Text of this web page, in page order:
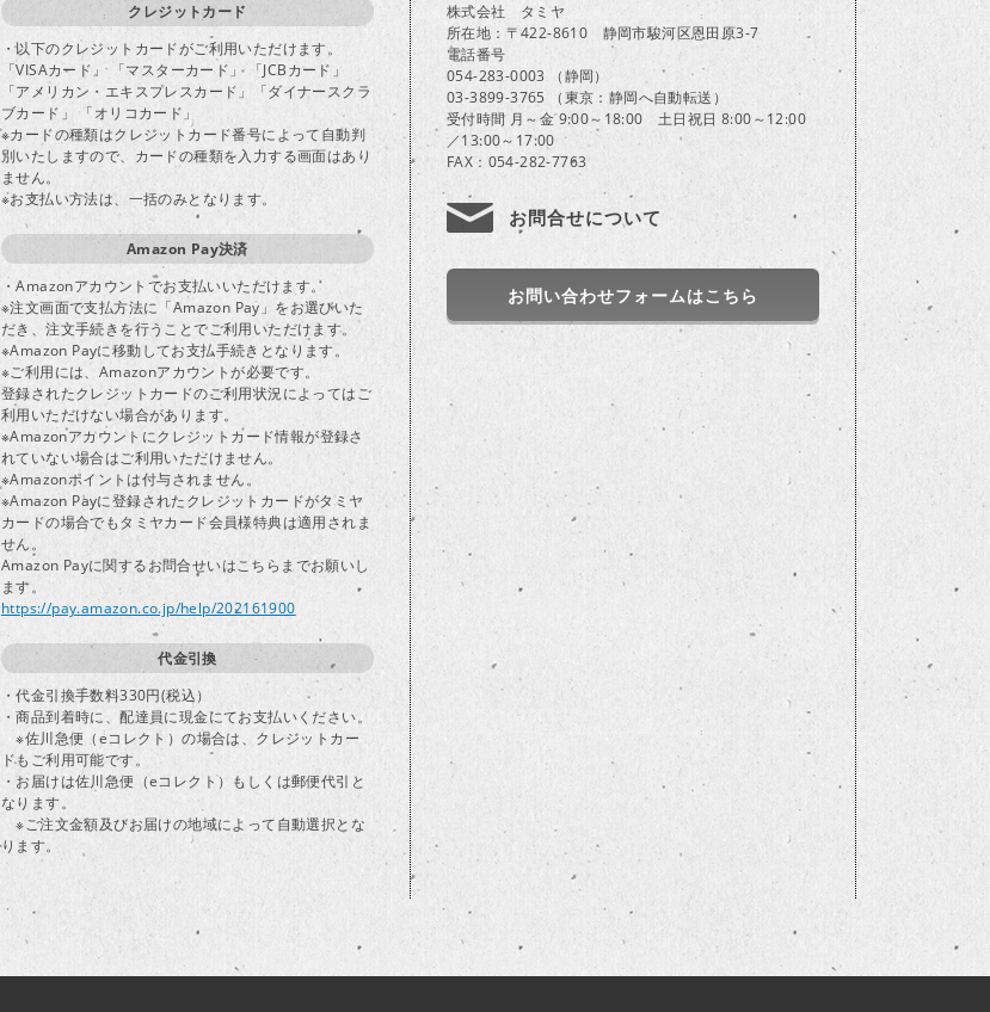
クレジットカード
・以下のクレジットカードがご利用いただけます。
「VISAカード」 「マスターカード」 「JCBカード」
「アメリカン・エキスプレスカード」「ダイナースクラ
ブカード」 「オリコカード」
※カードの種類はクレジットカード番号によって自動判
別いたしますので、カードの種類を入力する画面はあり
ません。
※お支払い方法は、一括のみとなります。
Amazon Pay決済
・Amazonアカウントでお支払いいただけます。
※注文画面で支払方法に「Amazon Pay」をお選びいた
だき、注文手続きを行うことでご利用いただけます。
※Amazon Payに移動してお支払手続きとなります。
※ご利用には、Amazonアカウントが必要です。
登録されたクレジットカードのご利用状況によってはご
利用いただけない場合があります。
※Amazonアカウントにクレジットカード情報が登録さ
れていない場合はご利用いただけません。
※Amazonポイントは付与されません。
※Amazon Payに登録されたクレジットカードがタミヤ
カードの場合でもタミヤカード会員様特典は適用されま
せん。
Amazon Payに関するお問合せいはこちらまでお願いし
ます。
https://pay.amazon.co.jp/help/202161900
代金引換
・代金引換手数料330円(税込）
・商品到着時に、配達員に現金にてお支払いください。
※佐川急便（eコレクト）の場合は、クレジットカー
ドもご利用可能です。
・お届けは佐川急便（eコレクト）もしくは郵便代引と
なります。
※ご注文金額及びお届けの地域によって自動選択とな
ります。
株式会社 タミヤ
所在地：〒422-8610 静岡市駿河区恩田原3-7
電話番号
054-283-0003 （静岡）
03-3899-3765 （東京：静岡へ自動転送）
受付時間 月～金 9:00～18:00 土日祝日 8:00～12:00
／13:00～17:00
FAX：054-282-7763
お問合せについて
お問い合わせフォームはこちら